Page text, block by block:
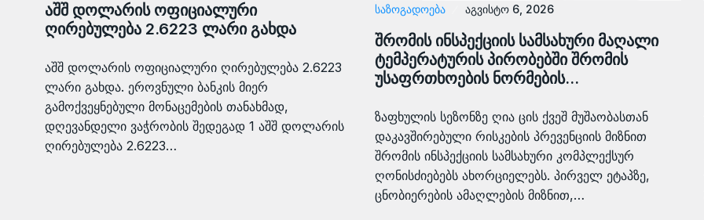
აშშ დოლარის ოფიციალური
ღირებულება 2.6223 ლარი გახდა
აშშ დოლარის ოფიციალური ღირებულება 2.6223
ლარი გახდა. ეროვნული ბანკის მიერ
გამოქვეყნებული მონაცემების თანახმად,
დღევანდელი ვაჭრობის შედეგად 1 აშშ დოლარის
ღირებულება 2.6223…
ᲡᲐᲖᲝᲒᲐᲓᲝᲔᲑᲐ აგვისტო 6, 2026
შრომის ინსპექციის სამსახური მაღალი
ტემპერატურის პირობებში შრომის
უსაფრთხოების ნორმების…
ზაფხულის სეზონზე ღია ცის ქვეშ მუშაობასთან
დაკავშირებული რისკების პრევენციის მიზნით
შრომის ინსპექციის სამსახური კომპლექსურ
ღონისძიებებს ახორციელებს. პირველ ეტაპზე,
ცნობიერების ამაღლების მიზნით,…